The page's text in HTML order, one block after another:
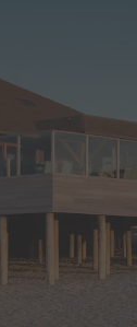
locatifs